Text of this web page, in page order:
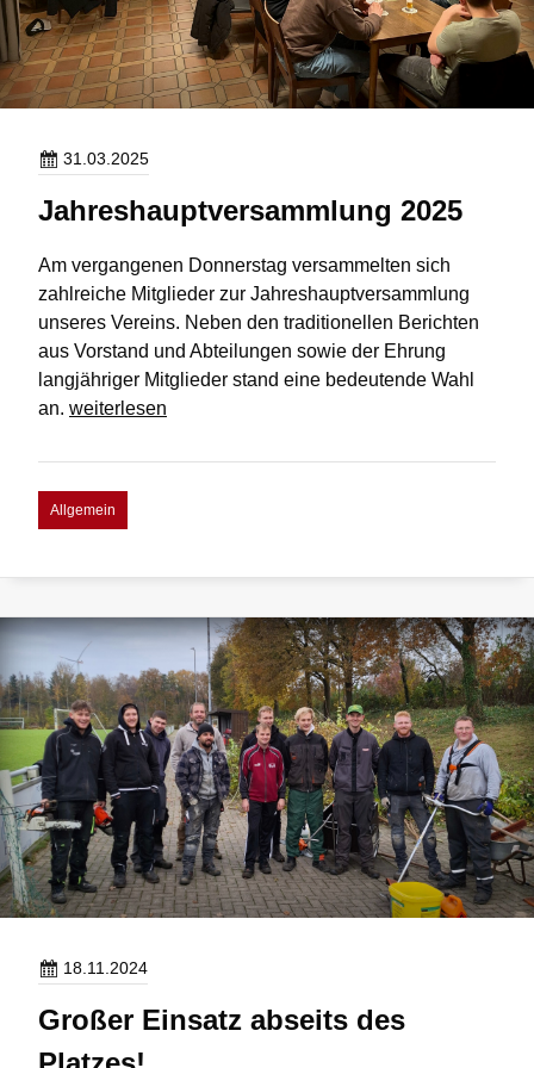
31.03.2025
Jahreshauptversammlung 2025
Am vergangenen Donnerstag versammelten sich
zahlreiche Mitglieder zur Jahreshauptversammlung
unseres Vereins. Neben den traditionellen Berichten
aus Vorstand und Abteilungen sowie der Ehrung
langjähriger Mitglieder stand eine bedeutende Wahl
an. Jahreshauptversammlung
weiterlesen
Allgemein
18.11.2024
Großer Einsatz abseits des